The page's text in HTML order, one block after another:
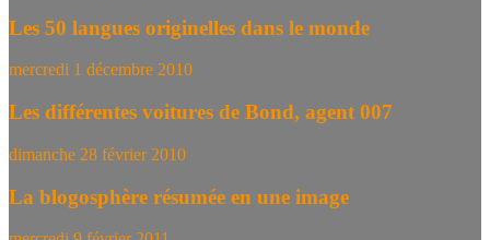
Les 50 langues originelles dans le monde
mercredi 1 décembre 2010
Les différentes voitures de Bond, agent 007
dimanche 28 février 2010
La blogosphère résumée en une image